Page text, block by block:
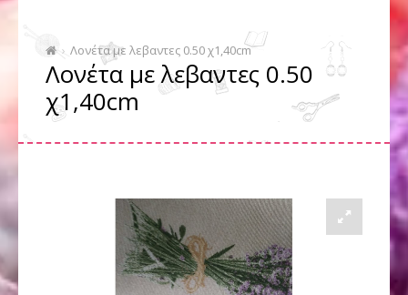
Λονέτα με λεβαντες 0.50 χ1,40cm
Λονέτα με λεβαντες 0.50
χ1,40cm